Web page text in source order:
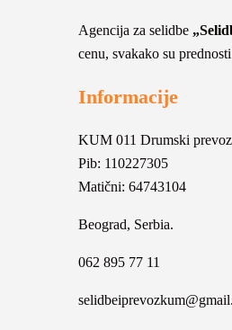
Agencija za selidbe
cenu, svakako su
Informacije
KUM 011 Drumski prevoz
Pib: 110227305
Matični: 64743104
Beograd, Serbia.
062 895 77 11